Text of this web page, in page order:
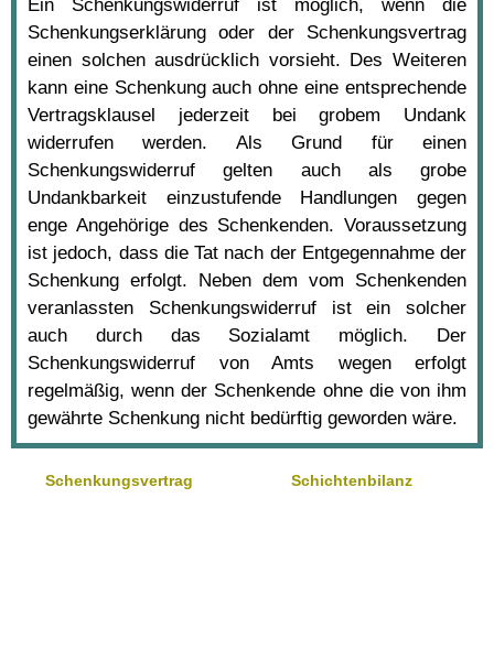
Ein Schenkungswiderruf ist möglich, wenn die
Schenkungserklärung oder der Schenkungsvertrag
einen solchen ausdrücklich vorsieht. Des Weiteren
kann eine Schenkung auch ohne eine entsprechende
Vertragsklausel jederzeit bei grobem Undank
widerrufen werden. Als Grund für einen
Schenkungswiderruf gelten auch als grobe
Undankbarkeit einzustufende Handlungen gegen
enge Angehörige des Schenkenden. Voraussetzung
ist jedoch, dass die Tat nach der Entgegennahme der
Schenkung erfolgt. Neben dem vom Schenkenden
veranlassten Schenkungswiderruf ist ein solcher
auch durch das Sozialamt möglich. Der
Schenkungswiderruf von Amts wegen erfolgt
regelmäßig, wenn der Schenkende ohne die von ihm
gewährte Schenkung nicht bedürftig geworden wäre.
Schenkungsvertrag Schichtenbilanz